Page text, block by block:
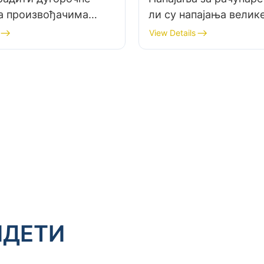
произвођачима
рачунаре?
ли су напајања
увек најбољи избор
рачунар?
View Details